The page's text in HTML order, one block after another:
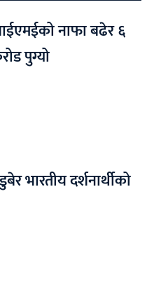
नाफा बढेर ६
पुग्यो
भारतीय दर्शनार्थीको